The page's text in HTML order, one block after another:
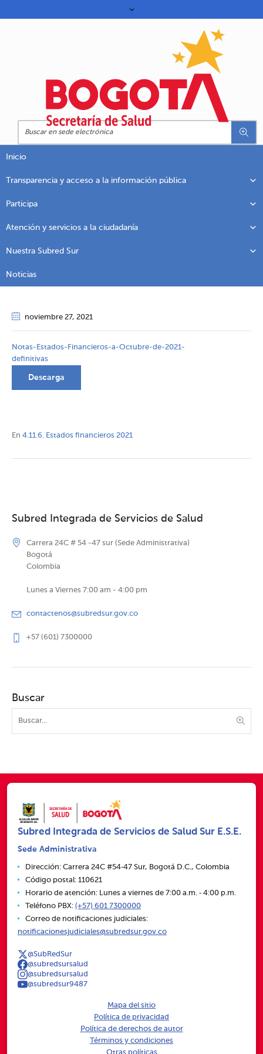
Inicio
Transparencia y acceso a la información pública
Participa
Atención y servicios a la ciudadanía
Nuestra Subred Sur
Noticias
noviembre 27, 2021
Notas-Estados-Financieros-a-Octubre-de-2021-
definitivas
Descarga
En 4.11.6. Estados financieros 2021
Subred Integrada de Servicios de Salud
Carrera 24C # 54 -47 sur (Sede Administrativa)
Bogotá
Colombia
Lunes a Viernes 7:00 am - 4:00 pm
contactenos@subredsur.gov.co
+57 (601) 7300000
Buscar
Subred Integrada de Servicios de Salud Sur E.S.E.
Sede Administrativa
Dirección: Carrera 24C #54‑47 Sur, Bogotá D.C., Colombia
Código postal: 110621
Horario de atención: Lunes a viernes de 7:00 a.m. ‑ 4:00 p.m.
Teléfono PBX: (+57) 601 7300000
Correo de notificaciones judiciales:
notificacionesjudiciales@subredsur.gov.co
@SubRedSur
@subredsursalud
@subredsursalud
@subredsur9487
Mapa del sitio
Política de privacidad
Política de derechos de autor
Términos y condiciones
Otras políticas